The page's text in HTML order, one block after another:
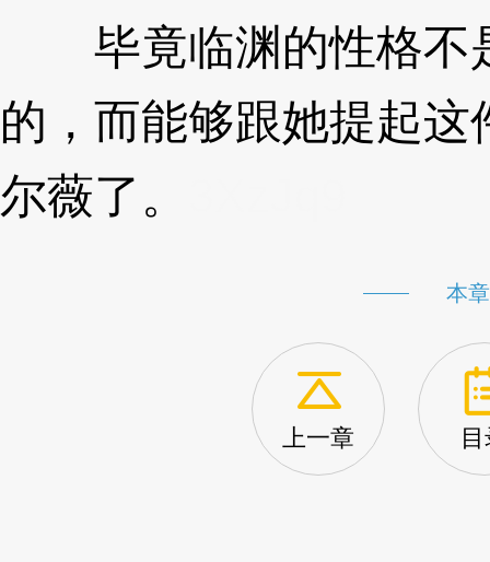
毕竟临渊的性格不
的，而能够跟她提起
尔薇了。
本
上一章